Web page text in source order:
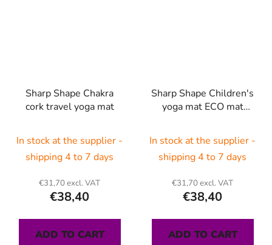
Sharp Shape Chakra
cork travel yoga mat
In stock at the supplier -
shipping 4 to 7 days
€31,70 excl. VAT
€38,40
ADD TO CART
Sharp Shape Children's
yoga mat ECO mat
In stock at the supplier -
shipping 4 to 7 days
€31,70 excl. VAT
€38,40
ADD TO CART